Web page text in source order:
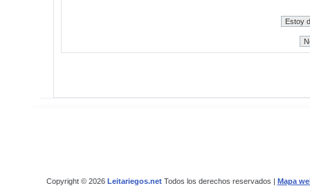
Copyright © 2026 Leitariegos.netTodos los derechos reservados | Mapa